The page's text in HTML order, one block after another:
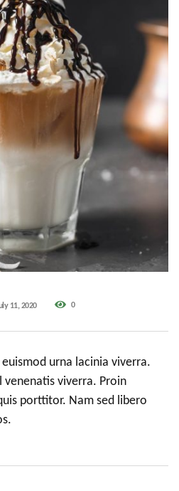
11, 2020 0
urna lacinia viverra.
venenatis viverra. Proin
porttitor. Nam sed libero